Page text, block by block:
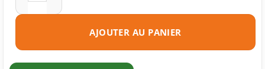
AJOUTER AU PANIER